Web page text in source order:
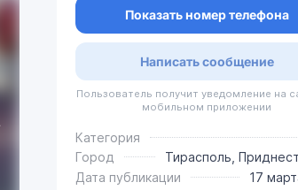
Показать номер телефона
Написать сообщение
Пользователь получит уведомление на
мобильном приложении
Категория
Город
Тирасполь,
Дата публикации
17